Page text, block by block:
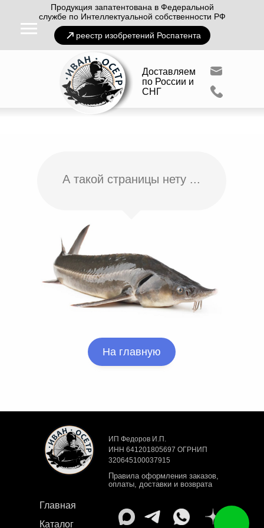
Продукция запатентована в Федеральной
службе по Интеллектуальной собственности РФ
реестр изобретений Роспатента
Доставляем
по России и
СНГ
А такой страницы нету ...
На главную
ИП Федоров И.П.
ИНН 641201805697 ОГРНИП
320645100037915
Главная
Каталог
Правила оформления заказов,
оплаты, доставки и возврата